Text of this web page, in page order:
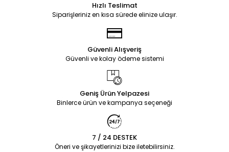
Hızlı Teslimat
Siparişleriniz en kısa sürede elinize ulaşır.
Güvenli Alışveriş
Güvenli ve kolay ödeme sistemi
Geniş Ürün Yelpazesi
Binlerce ürün ve kampanya seçeneği
7 / 24 DESTEK
Öneri ve şikayetlerinizi bize iletebilirsiniz.